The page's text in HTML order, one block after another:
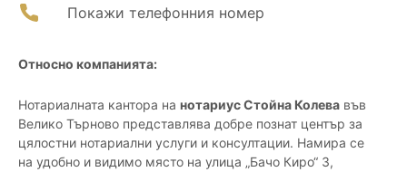
Покажи телефонния номер
Относно компанията:
Нотариалната кантора на нотариус Стойна Колева във
Велико Търново представлява добре познат център за
цялостни нотариални услуги и консултации. Намира се
на удобно и видимо място на улица „Бачо Киро“ 3,